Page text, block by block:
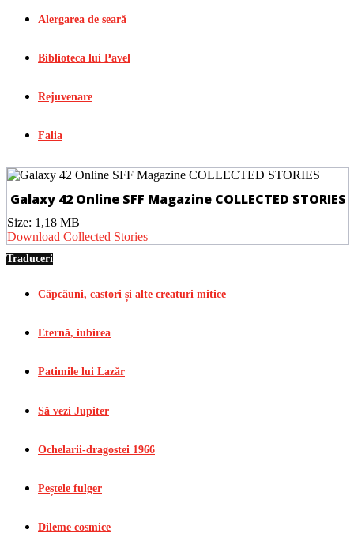
Alergarea de seară
Biblioteca lui Pavel
Rejuvenare
Falia
Galaxy 42 Online SFF Magazine COLLECTED STORIES
Size: 1,18 MB
Download Collected Stories
Traduceri
Căpcăuni, castori și alte creaturi mitice
Eternă, iubirea
Patimile lui Lazăr
Să vezi Jupiter
Ochelarii-dragostei 1966
Peștele fulger
Dileme cosmice